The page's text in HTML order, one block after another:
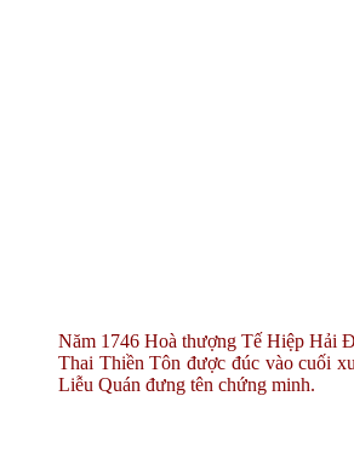
Năm 1746 Hoà thượng Tế Hiệp Hải
Thai Thiền Tôn được đúc vào cuối
Liễu Quán đưng tên chứng minh.